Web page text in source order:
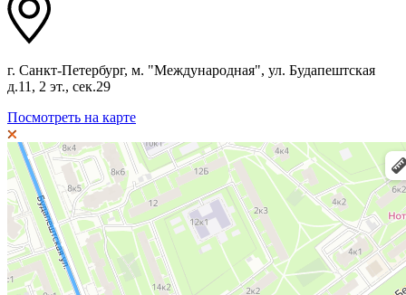
г. Санкт-Петербург, м. "Международная", ул. Будапештская
д.11, 2 эт., сек.29
Посмотреть на карте